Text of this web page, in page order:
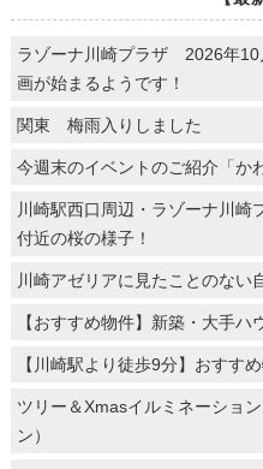
ラゾーナ川崎プラザ 2026年10
画が始まるようです！
関東 梅雨入りしました
今週末のイベントのご紹介「か
川崎駅西口周辺・ラゾーナ川
付近の桜の様子！
川崎アゼリアに見たことのない
【おすすめ物件】新築・大手
【川崎駅より徒歩9分】おすす
ツリー＆Xmasイルミネーショ
ン）